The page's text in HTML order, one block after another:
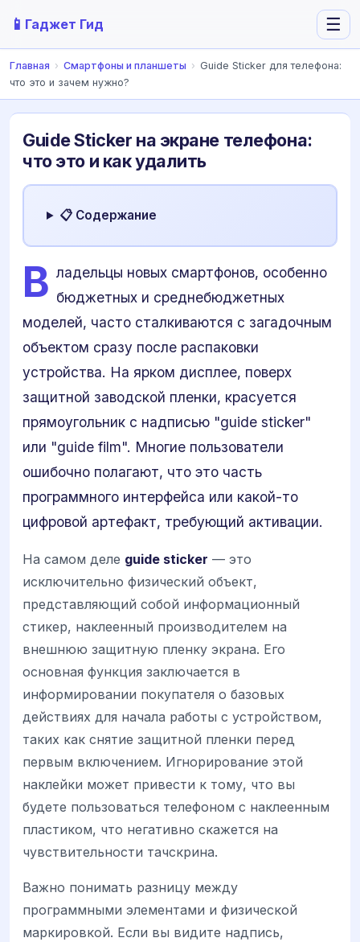
📱 Гаджет Гид ☰
Главная › Смартфоны и планшеты › Guide Sticker для телефона:
что это и зачем нужно?
Guide Sticker на экране телефона:
что это и как удалить
📋 Содержание
В ладельцы новых смартфонов, особенно
бюджетных и среднебюджетных
моделей, часто сталкиваются с загадочным
объектом сразу после распаковки
устройства. На ярком дисплее, поверх
защитной заводской пленки, красуется
прямоугольник с надписью "guide sticker"
или "guide film". Многие пользователи
ошибочно полагают, что это часть
программного интерфейса или какой-то
цифровой артефакт, требующий активации.
На самом деле guide sticker — это
исключительно физический объект,
представляющий собой информационный
стикер, наклеенный производителем на
внешнюю защитную пленку экрана. Его
основная функция заключается в
информировании покупателя о базовых
действиях для начала работы с устройством,
таких как снятие защитной пленки перед
первым включением. Игнорирование этой
наклейки может привести к тому, что вы
будете пользоваться телефоном с наклеенным
пластиком, что негативно скажется на
чувствительности тачскрина.
Важно понимать разницу между
программными элементами и физической
маркировкой. Если вы видите надпись,